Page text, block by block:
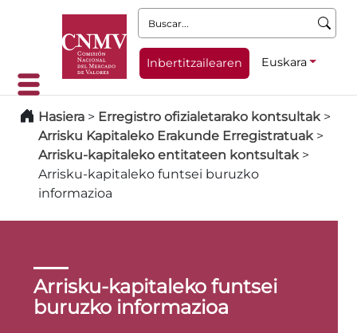
Buscar:
Inbertitzailearen Euskara
Hasiera > Erregistro ofizialetarako kontsultak>
Arrisku Kapitaleko Erakunde Erregistratuak>
Arrisku-kapitaleko entitateen kontsultak>
Arrisku-kapitaleko funtsei buruzko
informazioa
Arrisku-kapitaleko funtsei
buruzko informazioa